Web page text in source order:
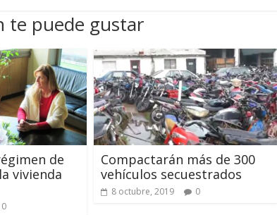
te puede gustar
de
vivienda
0
Compactarán más de 300
vehículos secuestrados
8 octubre, 2019 0